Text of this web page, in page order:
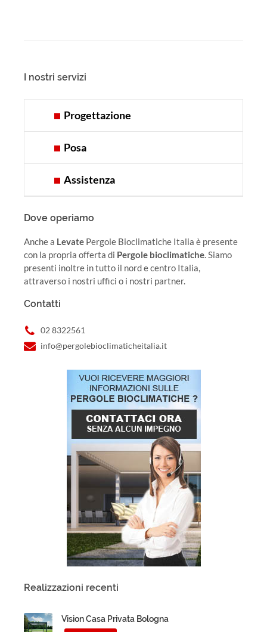
I nostri servizi
Progettazione
Posa
Assistenza
Dove operiamo
Anche a Levate Pergole Bioclimatiche Italia è presente
con la propria offerta di Pergole bioclimatiche. Siamo
presenti inoltre in tutto il nord e centro Italia,
attraverso i nostri uffici o i nostri partner.
Contatti
02 8322561
info@pergolebioclimaticheitalia.it
Realizzazioni recenti
Vision Casa Privata Bologna